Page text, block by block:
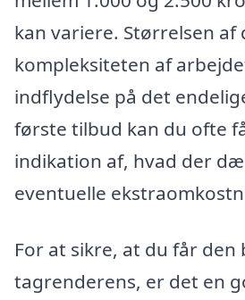
kan variere. Størrelsen af
kompleksiteten af
indflydelse på det
første tilbud kan du ofte
indikation af, hvad der
eventuelle
For at sikre, at du får den
tagrenderens, er det en